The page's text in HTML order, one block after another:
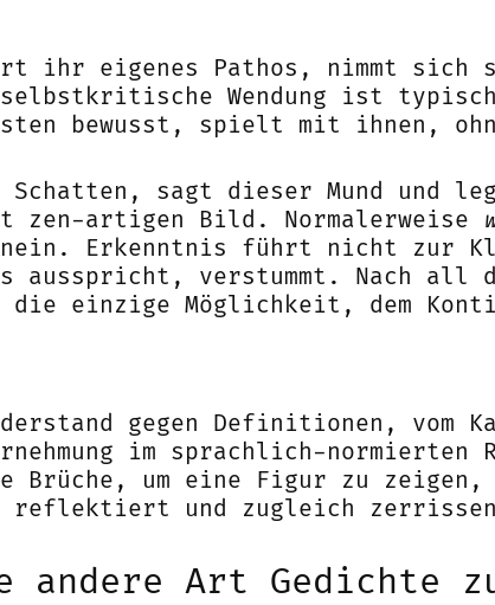
ihr eigenes Pathos, nimmt sich
Wendung ist
bewusst, spielt mit ihnen,
sagt dieser Mund und
zen-artigen Bild. Normalerweise
Erkenntnis führt nicht zur
ausspricht, verstummt. Nach all
einzige Möglichkeit, dem
gegen Definitionen, vom
im sprachlich-normierten
Brüche, um eine Figur zu
und zugleich zerrissen
Art Gedichte